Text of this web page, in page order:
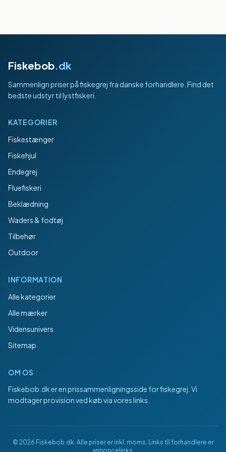
Fiskebob.dk
Sammenlign priser på fiskegrej fra danske forhandlere. Find det
bedste udstyr til lystfiskeri.
KATEGORIER
Fiskestænger
Fiskehjul
Endegrej
Fluefiskeri
Beklædning
Waders & fodtøj
Tilbehør
Outdoor
INFORMATION
Alle kategorier
Alle mærker
Vidensunivers
Sitemap
OM OS
Fiskebob.dker en prissammenligningsside for fiskegrej. Vi
modtager provision ved køb via vores links.
© 2026 Fiskebob.dk. Alle priser er inkl. moms. Links til forhandlere er
annoncelinks.